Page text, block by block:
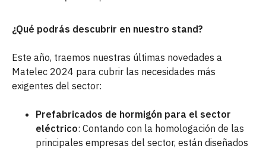
¿Qué podrás descubrir en nuestro stand?
Este año, traemos nuestras últimas novedades a
Matelec 2024 para cubrir las necesidades más
exigentes del sector:
Prefabricados de hormigón para el sector
eléctrico: Contando con la homologación de las
principales empresas del sector, están diseñados